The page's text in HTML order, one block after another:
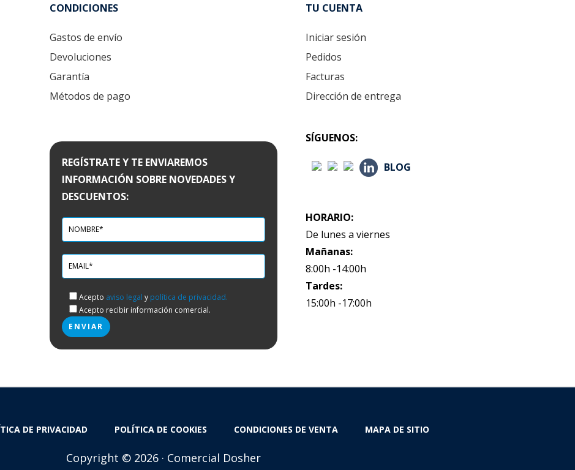
CONDICIONES
Gastos de envío
Devoluciones
Garantía
Métodos de pago
REGÍSTRATE Y TE ENVIAREMOS
INFORMACIÓN SOBRE NOVEDADES Y
DESCUENTOS:
Acepto aviso legal y política de privacidad.
Acepto recibir información comercial.
TU CUENTA
Iniciar sesión
Pedidos
Facturas
Dirección de entrega
SÍGUENOS:
BLOG
HORARIO:
De lunes a viernes
Mañanas:
8:00h -14:00h
Tardes:
15:00h -17:00h
DE PRIVACIDAD POLÍTICA DE COOKIES CONDICIONES DE VENTA MAPA DE SITIO
Copyright © 2026 · Comercial Dosher